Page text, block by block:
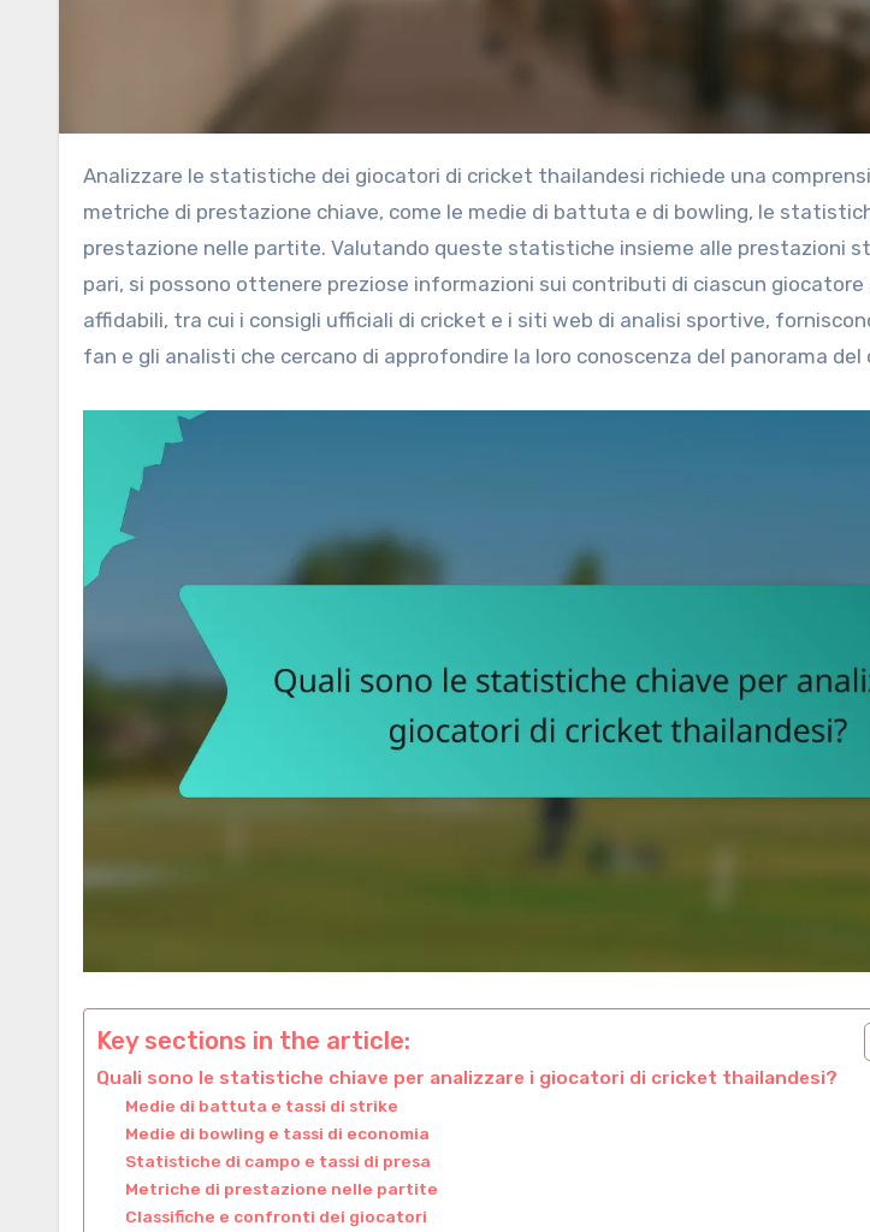
Analizzare le statistiche dei giocatori di cricket thailandesi richiede una comprensione approfondita delle
metriche di prestazione chiave, come le medie di battuta e di bowling, le
prestazione nelle partite. Valutando queste statistiche insieme alle prestazioni
pari, si possono ottenere preziose informazioni sui contributi di ciascun giocatore
affidabili, tra cui i consigli ufficiali di cricket e i siti web di analisi sportive,
fan e gli analisti che cercano di approfondire la loro conoscenza del panorama del
Key sections in the article:
Quali sono le statistiche chiave per analizzare i giocatori di cricket thailandesi?
Medie di battuta e tassi di strike
Medie di bowling e tassi di economia
Statistiche di campo e tassi di presa
Metriche di prestazione nelle partite
Classifiche e confronti dei giocatori